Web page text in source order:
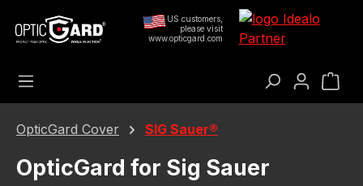
Gå til hovedindhold
US customers,
please visit
www.opticgard.com
OpticGard Cover SIG Sauer®
OpticGard for Sig Sauer